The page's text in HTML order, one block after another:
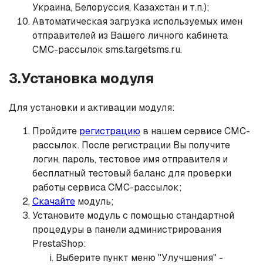
Украина, Белоруссия, Казахстан и т.п.);
Автоматическая загрузка используемых имен
отправителей из Вашего личного кабинета
СМС-рассылок sms.targetsms.ru​.
3.Установка модуля
Для установки и активации модуля:
Пройдите регистрацию в нашем сервисе СМС-
рассылок. После регистрации Вы получите
логин, пароль, тестовое имя отправителя и
бесплатный тестовый баланс для проверки
работы сервиса СМС-рассылок;
Скачайте модуль;
Установите модуль с помощью стандартной
процедуры в панели администрирования
PrestaShop:
Выберите пункт меню "Улучшения" -